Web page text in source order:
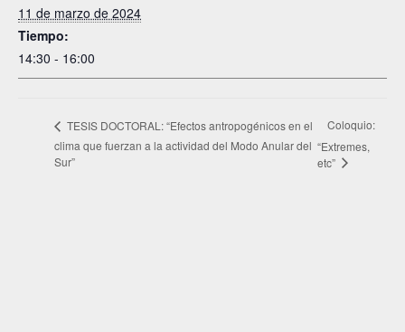
11 de marzo de 2024
Tiempo:
14:30 - 16:00
TESIS DOCTORAL: “Efectos antropogénicos en el
clima que fuerzan a la actividad del Modo Anular del
Sur”
Coloquio:
“Extremes,
etc”